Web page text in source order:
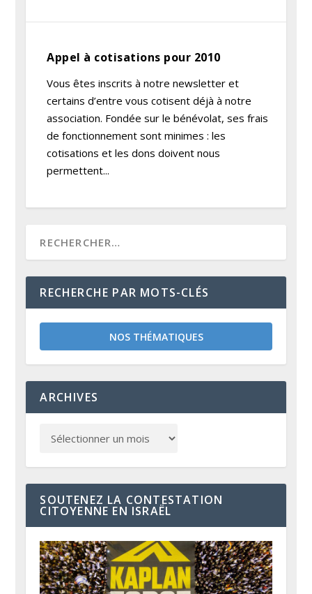
Appel à cotisations pour 2010
Vous êtes inscrits à notre newsletter et
certains d’entre vous cotisent déjà à notre
association. Fondée sur le bénévolat, ses frais
de fonctionnement sont minimes : les
cotisations et les dons doivent nous
permettent...
RECHERCHE PAR MOTS-CLÉS
NOS THÉMATIQUES
ARCHIVES
SOUTENEZ LA CONTESTATION
CITOYENNE EN ISRAËL